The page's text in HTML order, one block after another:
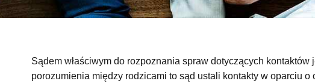
Sądem właściwym do rozpoznania spraw dotyczących
porozumienia między rodzicami to sąd ustali kontakty w oparciu